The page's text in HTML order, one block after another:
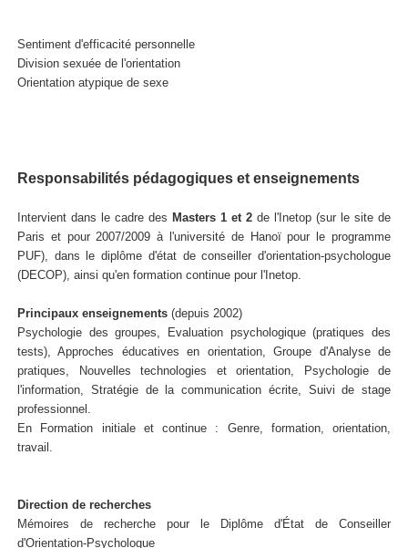
Sentiment d'efficacité personnelle
Division sexuée de l'orientation
Orientation atypique de sexe
Responsabilités pédagogiques et enseignements
Intervient dans le cadre des Masters 1 et 2 de l'Inetop (sur le site de
Paris et pour 2007/2009 à l'université de Hanoï pour le programme
PUF), dans le diplôme d'état de conseiller d'orientation-psychologue
(DECOP), ainsi qu'en formation continue pour l'Inetop.
Principaux enseignements (depuis 2002)
Psychologie des groupes, Evaluation psychologique (pratiques des
tests), Approches éducatives en orientation, Groupe d'Analyse de
pratiques, Nouvelles technologies et orientation, Psychologie de
l'information, Stratégie de la communication écrite, Suivi de stage
professionnel.
En Formation initiale et continue : Genre, formation, orientation,
travail.
Direction de recherches
Mémoires de recherche pour le Diplôme d'État de Conseiller
d'Orientation-Psychologue